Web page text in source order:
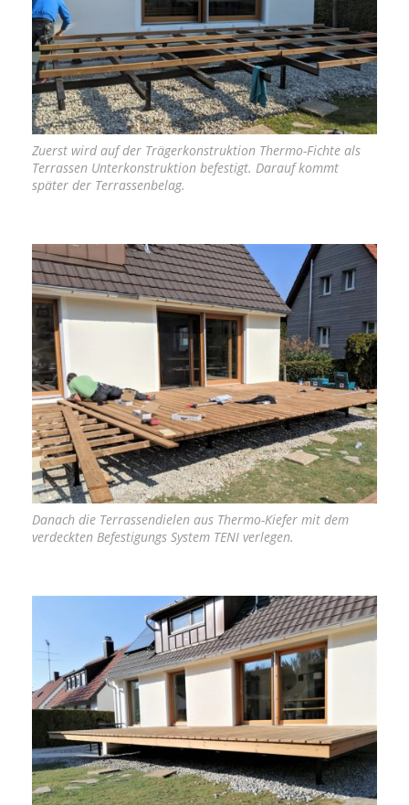
Zuerst wird auf der Trägerkonstruktion Thermo-Fichte als
Terrassen Unterkonstruktion befestigt. Darauf kommt
später der Terrassenbelag.
Danach die Terrassendielen aus Thermo-Kiefer mit dem
verdeckten Befestigungs System TENI verlegen.